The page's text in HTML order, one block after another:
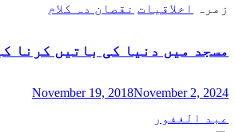
زمرہ اخلاقیات نقصان دہ کلام
مسجد میں دنیا کی باتیں کرنا
November 19, 2018November 2, 2024
عبد الغفور